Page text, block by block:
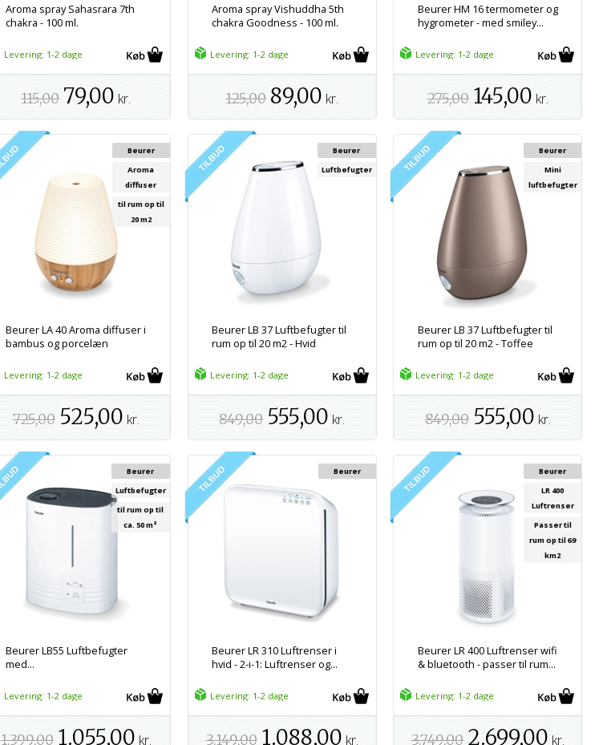
Aroma spray Sahasrara 7th
chakra - 100 ml.
Levering: 1-2 dage
115,00 79,00 kr.
Aroma spray Vishuddha 5th
chakra Goodness - 100 ml.
Levering: 1-2 dage
125,00 89,00 kr.
Beurer HM 16 termometer og
hygrometer - med smiley...
Levering: 1-2 dage
275,00 145,00 kr.
Beurer LA 40 Aroma diffuser i
bambus og porcelæn
Beurer
Aroma
diffuser
til rum op til
20 m2
Levering: 1-2 dage
725,00 525,00 kr.
Beurer LB 37 Luftbefugter til
rum op til 20 m2 - Hvid
Beurer
Luftbefugter
Levering: 1-2 dage
849,00 555,00 kr.
Beurer LB 37 Luftbefugter til
rum op til 20 m2 - Toffee
Beurer
Mini
luftbefugter
Levering: 1-2 dage
849,00 555,00 kr.
Beurer LB55 Luftbefugter
med...
Beurer
Luftbefugter
til rum op til
ca. 50 m²
Levering: 1-2 dage
1.399,00 1.055,00 kr.
Beurer LR 310 Luftrenser i
hvid - 2-i-1: Luftrenser og...
Beurer
Levering: 1-2 dage
3.149,00 1.088,00 kr.
Beurer LR 400 Luftrenser wifi
& bluetooth - passer til rum...
Beurer
LR 400
Luftrenser
Passer til
rum op til 69
km2
Levering: 1-2 dage
3.749,00 2.699,00 kr.